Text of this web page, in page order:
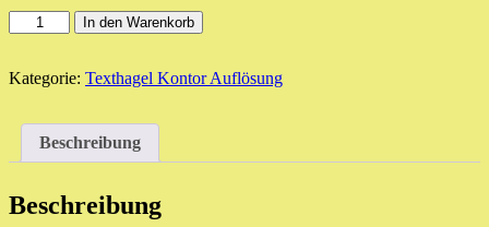
Crew-
T-
Rhein
2009
oder
Menge
In den Warenkorb
Kategorie: Texthagel Kontor Auflösung
Beschreibung
Beschreibung